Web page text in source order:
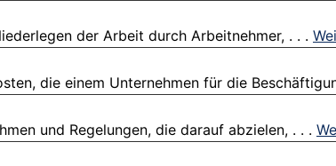
der Arbeit durch Arbeitnehmer, . . .
die einem Unternehmen für die
und Regelungen, die darauf abzielen, . . .